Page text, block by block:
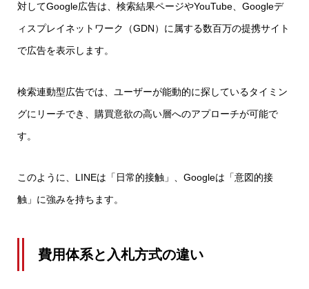
対してGoogle広告は、検索結果ページやYouTube、Googleデ
ィスプレイネットワーク（GDN）に属する数百万の提携サイト
で広告を表示します。
検索連動型広告では、ユーザーが能動的に探しているタイミン
グにリーチでき、購買意欲の高い層へのアプローチが可能で
す。
このように、LINEは「日常的接触」、Googleは「意図的接
触」に強みを持ちます。
費用体系と入札方式の違い